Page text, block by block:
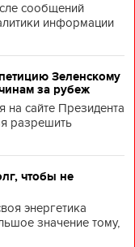
сообщений
информации
Зеленскому
за рубеж
на сайте Президента
разрешить
чтобы не
энергетика
значение тому,